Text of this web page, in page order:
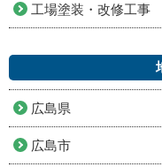
工場塗装・改修工事
広島県
広島市